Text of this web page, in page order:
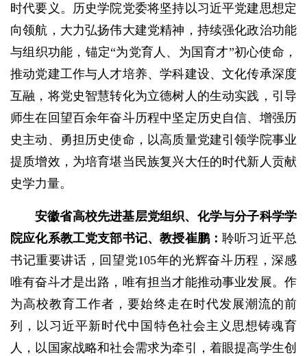
时代要义。历史学院党委将坚持以习近平党建思想定
向领航，大力弘扬伟大建党精神，持续强化政治功能
与组织功能，锚定“为党育人、为国育才”初心使命，
推动党建工作与人才培养、学科建设、文化传承深度
互融，将党史智慧转化为立德树人的生动实践，引导
师生在回望百余年奋斗历程中坚定历史自信、增强历
史主动、勇担历史使命，以高质量党建引领学院事业
提质增效，为培育堪当民族复兴大任的时代新人贡献
史学力量。
安徽省高校先进基层党组织、化学与分子科学学
院应化系教工党支部书记、教授崔鹏：聆听习近平总
书记重要讲话，回望党105年的光辉奋斗历程，深感
唯有奋斗才是出路，唯有担当才能推动事业发展。作
为高校教育工作者，要始终走在时代发展潮流的前
列，以习近平新时代中国特色社会主义思想铸魂育
人，以国家战略和社会需求为牵引，着眼提高学生创